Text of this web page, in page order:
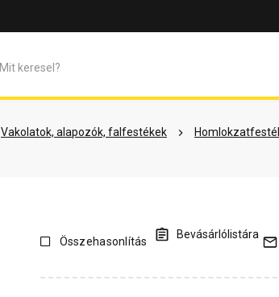
Vakolatok, alapozók, falfestékek
Dokumentumok Vásárlói vélemények
Összehasonlítás
Bevásárlólistára